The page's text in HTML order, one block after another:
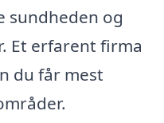
sundheden og
Et erfarent firma
du får mest